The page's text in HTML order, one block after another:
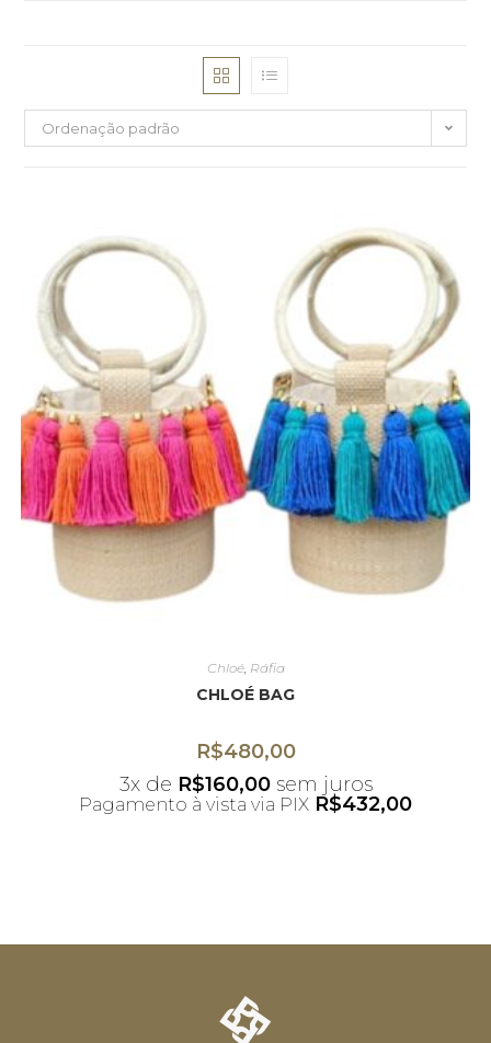
Ordenação padrão
Chloé, Ráfia
CHLOÉ BAG
R$480,00
3x de R$160,00 sem juros
Pagamento à vista via PIX R$432,00